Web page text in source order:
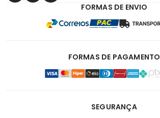
FORMAS DE ENVIO
FORMAS DE PAGAMENTO
SEGURANÇA